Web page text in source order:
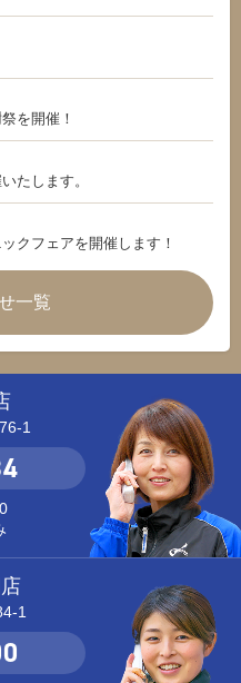
を開催！
たします。
クフェアを開催します！
一覧
1
1